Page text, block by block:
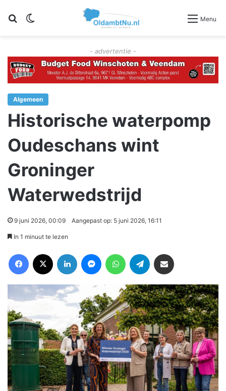
Zoeken Menu
- advertentie -
Algemeen
Historische waterpomp
Oudeschans wint
Groninger
Waterwedstrijd
9 juni 2026, 00:09 Aangepast op: 5 juni 2026, 16:11
In 1 minuut te lezen